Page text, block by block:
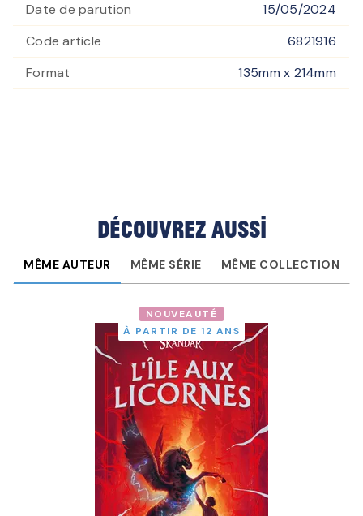
Date de parution
15/05/2024
Code article
6821916
Format
135mm x 214mm
Découvrez aussi
MÊME AUTEUR MÊME SÉRIE MÊME COLLECTION
NOUVEAUTÉ
À PARTIR DE 12 ANS